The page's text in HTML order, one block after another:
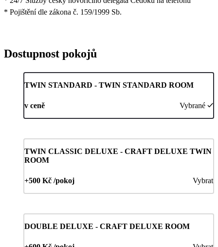
* Pojištění dle zákona č. 159/1999 Sb.
Dostupnost pokojů
TWIN STANDARD - TWIN STANDARD ROOM
v ceně Vybrané
TWIN CLASSIC DELUXE - CRAFT DELUXE TWIN
ROOM
+500 Kč /pokoj Vybrat
DOUBLE DELUXE - CRAFT DELUXE ROOM